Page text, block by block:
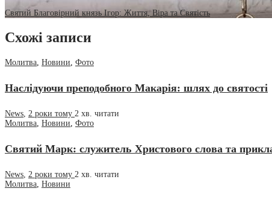
Святий Благовірний князь Ігор: Життя, Віра та Святість
Схожі записи
Молитва, Новини, Фото
Наслідуючи преподобного Макарія: шлях до святості
News, 2 роки тому 2 хв. читати
Молитва, Новини, Фото
Святий Марк: служитель Христового слова та
News, 2 роки тому 2 хв. читати
Молитва, Новини